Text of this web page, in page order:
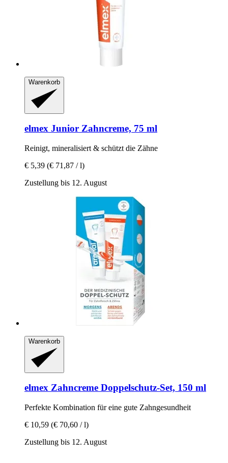
Warenkorb
elmex Junior Zahncreme, 75 ml
Reinigt, mineralisiert & schützt die Zähne
€ 5,39 (€ 71,87 / l)
Zustellung bis 12. August
Warenkorb
elmex Zahncreme Doppelschutz-​Set, 150 ml
Perfekte Kombination für eine gute Zahngesundheit
€ 10,59 (€ 70,60 / l)
Zustellung bis 12. August